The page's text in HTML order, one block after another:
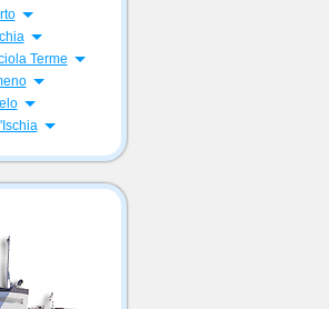
Apri menu
Apri menu
Terme Apri menu
Apri menu
Apri menu
Apri menu